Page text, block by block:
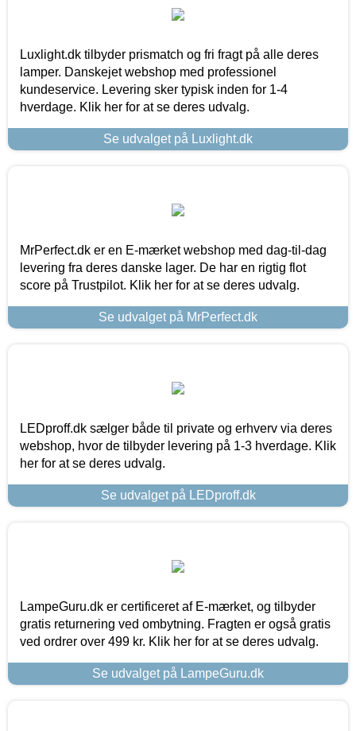
Luxlight.dk tilbyder prismatch og fri fragt på alle deres
lamper. Danskejet webshop med professionel
kundeservice. Levering sker typisk inden for 1-4
hverdage. Klik her for at se deres udvalg.
Se udvalget på Luxlight.dk
MrPerfect.dk er en E-mærket webshop med dag-til-dag
levering fra deres danske lager. De har en rigtig flot
score på Trustpilot. Klik her for at se deres udvalg.
Se udvalget på MrPerfect.dk
LEDproff.dk sælger både til private og erhverv via deres
webshop, hvor de tilbyder levering på 1-3 hverdage. Klik
her for at se deres udvalg.
Se udvalget på LEDproff.dk
LampeGuru.dk er certificeret af E-mærket, og tilbyder
gratis returnering ved ombytning. Fragten er også gratis
ved ordrer over 499 kr. Klik her for at se deres udvalg.
Se udvalget på LampeGuru.dk